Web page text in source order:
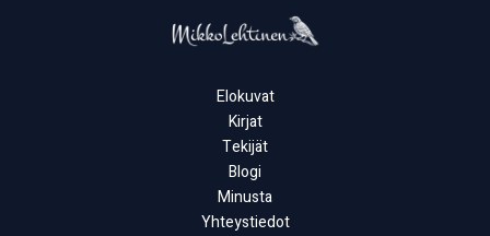
Elokuvat
Kirjat
Tekijät
Blogi
Minusta
Yhteystiedot